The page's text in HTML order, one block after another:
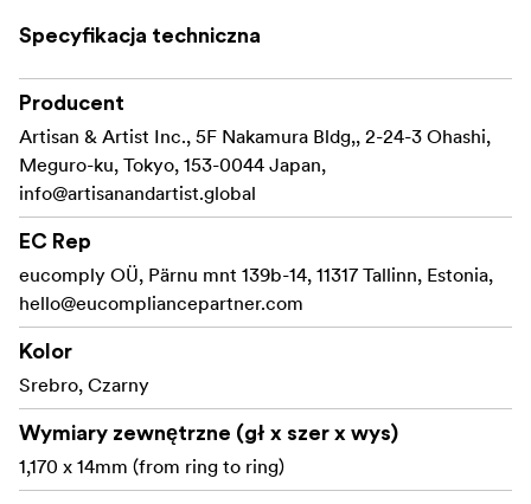
długotrwałego użytkowania. ACAM-320A o
jako pasek na szyję lub na ramię, oferując elastyczność
dopasowaną do osobistego stylu i preferencji.
Skórzane zapięcie posiada wzmocniony biały ścieg
ręczny na środku, uosabiający kultowy design Artisan i
Artist. W zrewitalizowanym modelu zmieniliśmy
pierścień mocujący z mosiądzu na stal nierdzewną,
zwiększając elastyczność. To ulepszenie sprawia
również, że pasek jest łatwiejszy w obsłudze i zmniejsza
obciążenie palców podczas zakładania i zdejmowania.
Co więcej, skóra została zaktualizowana do
nowoczesnego gładkiego wykończenia, z
wyrafinowanym logo tłoczonym folią dzięki nowej
technologii.
*Należy pamiętać, że jest to pasek typu pierścieniowego
Specyfikacja techniczna
Producent
Artisan & Artist Inc., 5F Nakamura Bldg,, 2-24-3 Ohashi,
Meguro-ku, Tokyo, 153-0044 Japan,
info@artisanandartist.global
EC Rep
eucomply OÜ, Pärnu mnt 139b-14, 11317 Tallinn, Estonia,
hello@eucompliancepartner.com
Kolor
Srebro, Czarny
Wymiary zewnętrzne (gł x szer x wys)
1,170 x 14mm (from ring to ring)